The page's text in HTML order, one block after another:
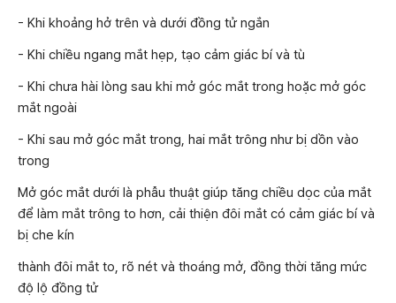
- Khi khoảng hở trên và dưới đồng tử ngắn
- Khi chiều ngang mắt hẹp, tạo cảm giác bí và tù
- Khi chưa hài lòng sau khi mở góc mắt trong hoặc mở góc
mắt ngoài
- Khi sau mở góc mắt trong, hai mắt trông như bị dồn vào
trong
Mở góc mắt dưới là phẫu thuật giúp tăng chiều dọc của mắt
để làm mắt trông to hơn, cải thiện đôi mắt có cảm giác bí và
bị che kín
thành đôi mắt to, rõ nét và thoáng mở, đồng thời tăng mức
độ lộ đồng tử